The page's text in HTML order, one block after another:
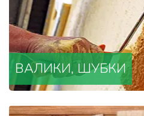
ВАЛИКИ, ШУБКИ